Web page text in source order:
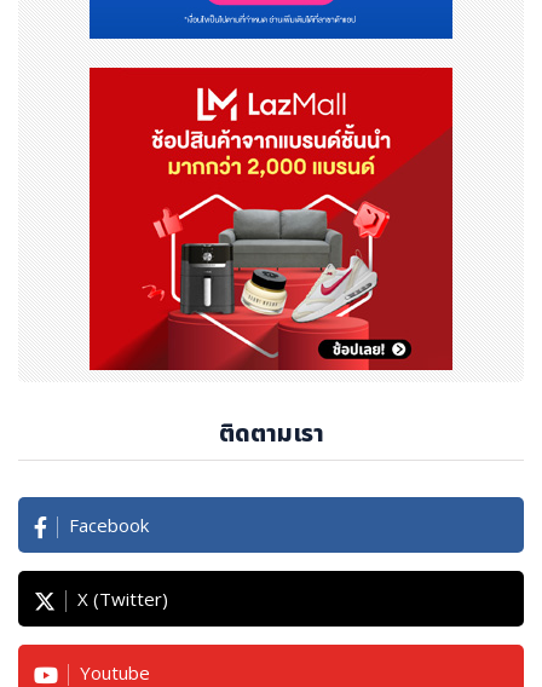
ติดตามเรา
Facebook
X (Twitter)
Youtube